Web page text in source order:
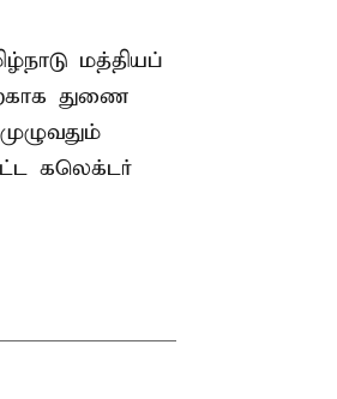
மத்தியப்
துணை
கலெக்டர்